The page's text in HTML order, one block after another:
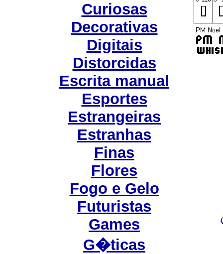
Curiosas
Decorativas
Digitais
Distorcidas
Escrita manual
Esportes
Estrangeiras
Estranhas
Finas
Flores
Fogo e Gelo
Futuristas
Games
G�ticas